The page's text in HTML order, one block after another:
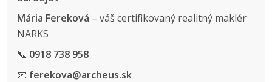
Mária Fereková – váš certifikovaný realitný maklér
NARKS
📞 0918 738 958
📧 ferekova@archeus.sk